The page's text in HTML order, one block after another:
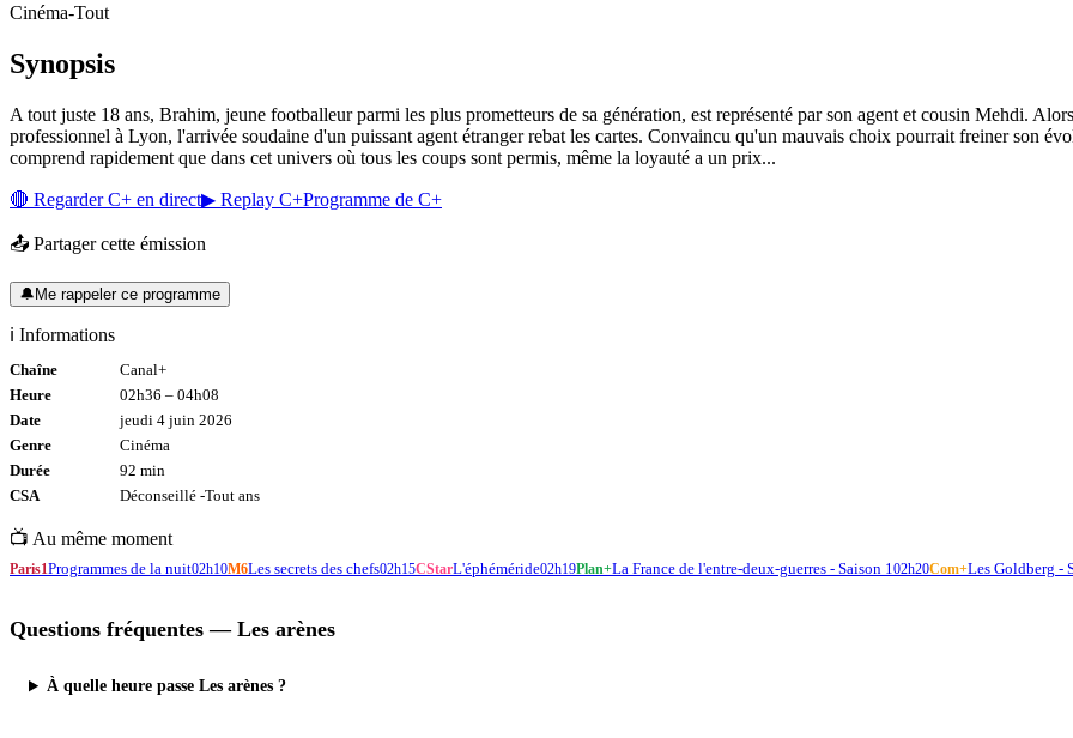
Cinéma-Tout
Synopsis
A tout juste 18 ans, Brahim, jeune footballeur parmi les plus prometteurs de sa génération, est représenté par son agent et cousin Mehdi.
professionnel à Lyon, l'arrivée soudaine d'un puissant agent étranger rebat les cartes. Convaincu qu'un mauvais choix pourrait freiner son
comprend rapidement que dans cet univers où tous les coups sont permis, même la loyauté a un prix...
🔴 RegarderC+ en direct▶ Replay C+Programme de C+
📤 Partager cette émission
🔔Me rappeler ce programme
ℹ️ Informations
Chaîne
Canal+
Heure
02h36 – 04h08
Date
jeudi 4 juin 2026
Genre
Cinéma
Durée
92 min
CSA
Déconseillé -Tout ans
📺 Au même moment
Paris1Programmes de la nuit02h10M6Les secrets des chefs02h15CStarL'éphéméride02h19Plan+La France de l'entre-deux-guerres - Saison 102h20Com+Les Goldberg -
Questions fréquentes — Les arènes
À quelle heure passe Les arènes ?